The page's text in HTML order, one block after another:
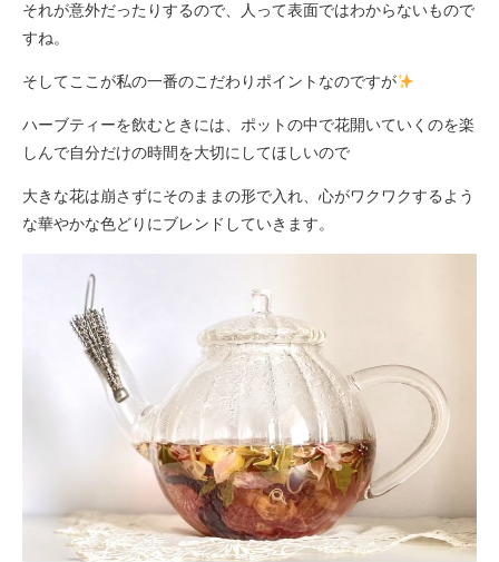
それが意外だったりするので、人って表面ではわからないもので
すね。
そしてここが私の一番のこだわりポイントなのですが
ハーブティーを飲むときには、ポットの中で花開いていくのを楽
しんで自分だけの時間を大切にしてほしいので
大きな花は崩さずにそのままの形で入れ、心がワクワクするよう
な華やかな色どりにブレンドしていきます。